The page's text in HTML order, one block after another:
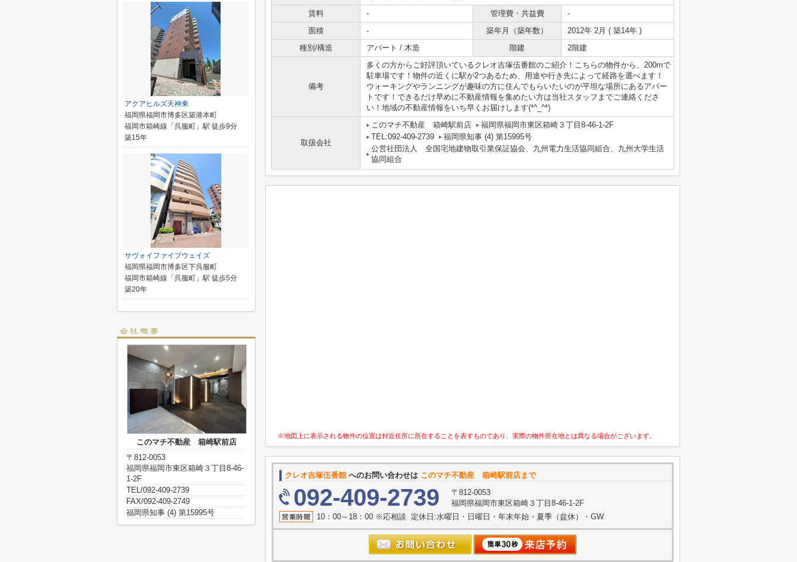
賃料 - 管理費・共益費
-
面積
- 築年月（築年数）
2012年 2月 ( 築14年 )
種別/構造
アパート / 木造 階建 2階建
備考
多くの方からご好評頂いているクレオ吉塚伍番館のご紹介！こちらの物件から、200mで
駐車場です！物件の近くに駅が2つあるため、用途や行き先によって経路を選べます！
ウォーキングやランニングが趣味の方に住んでもらいたいのが平坦な場所にあるアパー
トです！できるだけ早めに不動産情報を集めたい方は当社スタッフまでご連絡くださ
い！地域の不動産情報をいち早くお届けします(*^_^*)
取扱会社
このマチ不動産 箱崎駅前店
福岡県福岡市東区箱崎３丁目8-46-1-2F
TEL:092-409-2739
福岡県知事 (4) 第15995号
公営社団法人 全国宅地建物取引業保証協会、九州電力生活協同組合、九州大学生活
協同組合
※地図上に表示される物件の位置は付近住所に所在することを表すものであり、実際の物件所在地とは異なる場合がございます。
クレオ吉塚伍番館 へのお問い合わせは このマチ不動産 箱崎駅前店まで
092-409-2739
〒812-0053
福岡県福岡市東区箱崎３丁目8-46-1-2F
10：00～18：00 ※応相談 定休日:水曜日・日曜日・年末年始・夏季（盆休）・GW
アクアヒルズ天神東
福岡県福岡市博多区築港本町
福岡市箱崎線「呉服町」駅 徒歩9分
築15年
サヴォイファイブウェイズ
福岡県福岡市博多区下呉服町
福岡市箱崎線「呉服町」駅 徒歩5分
築20年
このマチ不動産 箱崎駅前店
〒812-0053
福岡県福岡市東区箱崎３丁目8-46-
1-2F
TEL/092-409-2739
FAX/092-409-2749
福岡県知事 (4) 第15995号